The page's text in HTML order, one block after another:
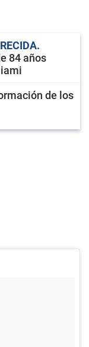
84 años
de los